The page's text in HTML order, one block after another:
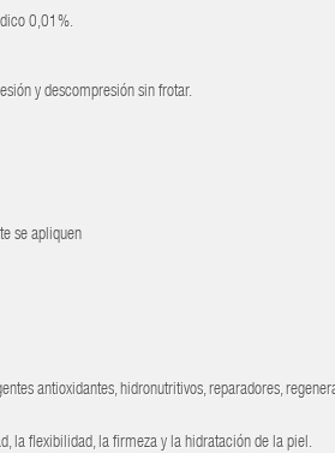
0,01%.
y descompresión sin frotar.
se apliquen
antioxidantes, hidronutritivos, reparadores,
la flexibilidad, la firmeza y la hidratación de la piel.